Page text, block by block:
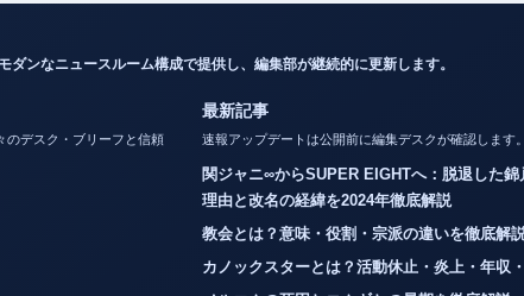
ダンなニュースルーム構成で提供し、編集部が継続的に更新します。
デスク・ブリーフと信頼
速報アップデートは公開前に編集デスクが確認します。
理由と改名の経緯を2024年徹底解説